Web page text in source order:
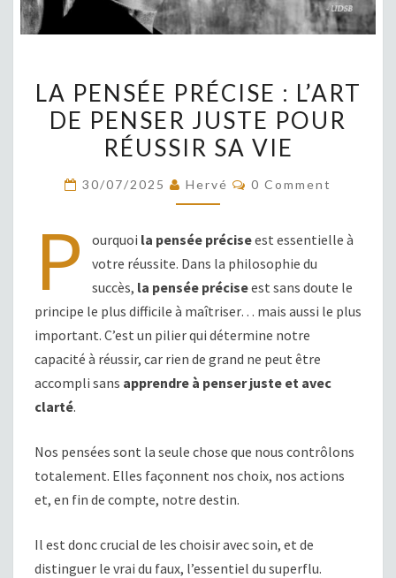
PENSÉE
PRÉCISE
:
DE
JUSTE
POUR
RÉUSSIR
SA
VIE
LA PENSÉE PRÉCISE : L’ART
DE PENSER JUSTE POUR
RÉUSSIR SA VIE
30/07/2025 Hervé COMMENTS
0 Comment
P ourquoi la pensée préciseest essentielle à
votre réussite. Dans la philosophie du
succès, la pensée préciseest sans doute le
principe le plus difficile à maîtriser… mais aussi le plus
important. C’est un pilier qui détermine notre
capacité à réussir, car rien de grand ne peut être
accompli sans apprendre à penser juste et avec
clarté.
Nos pensées sont la seule chose que nous contrôlons
totalement. Elles façonnent nos choix, nos actions
et, en fin de compte, notre destin.
Il est donc crucial de les choisir avec soin, et de
distinguer le vrai du faux, l’essentiel du superflu.